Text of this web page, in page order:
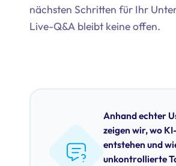
nächsten Schritten für Ihr
Live-Q&A bleibt keine offen.
Anhand echter
zeigen wir, wo
entstehen und
unkontrollierte